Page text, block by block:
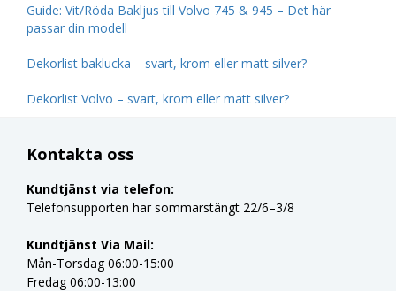
Guide: Vit/Röda Bakljus till Volvo 745 & 945 – Det här
passar din modell
Dekorlist baklucka – svart, krom eller matt silver?
Dekorlist Volvo – svart, krom eller matt silver?
Kontakta oss
Kundtjänst via telefon:
Telefonsupporten har sommarstängt 22/6–3/8
Kundtjänst Via Mail:
Mån-Torsdag 06:00-15:00
Fredag 06:00-13:00